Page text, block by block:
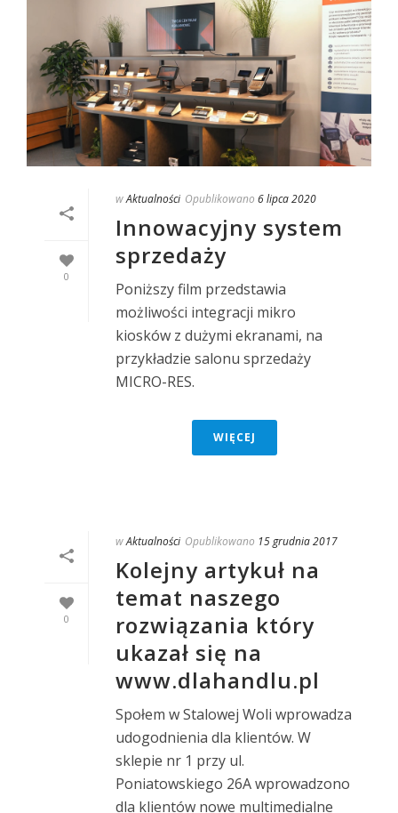
0
wAktualności Opublikowano 6 lipca 2020
Innowacyjny system
sprzedaży
Poniższy film przedstawia
możliwości integracji mikro
kiosków z dużymi ekranami, na
przykładzie salonu sprzedaży
MICRO-RES.
WIĘCEJ
0
wAktualności Opublikowano 15 grudnia 2017
Kolejny artykuł na
temat naszego
rozwiązania który
ukazał się na
www.dlahandlu.pl
Społem w Stalowej Woli wprowadza
udogodnienia dla klientów. W
sklepie nr 1 przy ul.
Poniatowskiego 26A wprowadzono
dla klientów nowe multimedialne